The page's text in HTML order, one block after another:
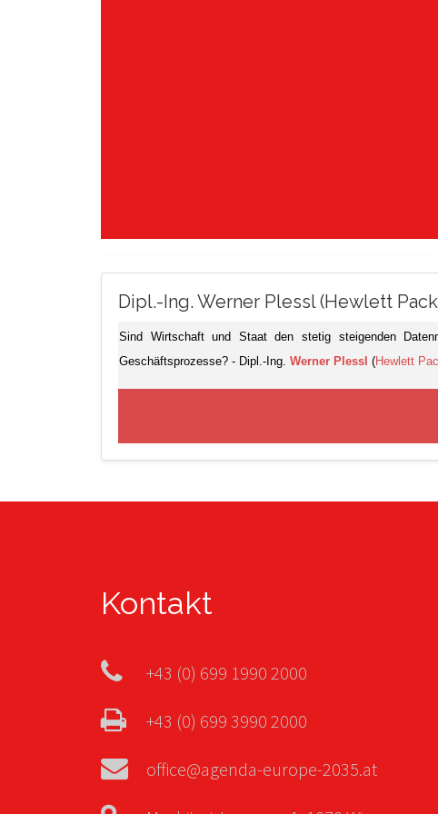
Dipl.-Ing. Werner Plessl (Hewlett
Sind Wirtschaft und Staat den stetig steigenden
Geschäftsprozesse? - Dipl.-Ing. Werner Plessl (Hewlett
Kontakt
+43 (0) 699 1990 2000
+43 (0) 699 3990 2000
office@agenda-europe-2035.at